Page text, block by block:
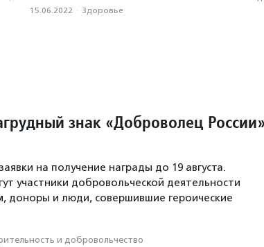
15.06.2022 · Здоровье
знак «Доброволец
на получение награды до 19 августа.
участники добровольческой деятельности
доноры и люди, совершившие героические
и доброволь­чест­во